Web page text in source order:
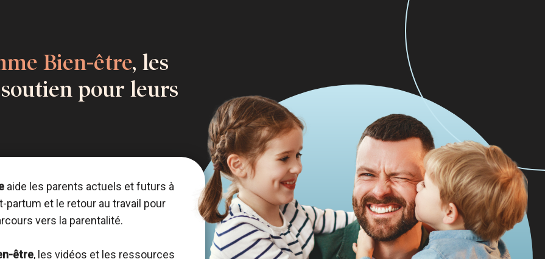
Bien-être, les
pour leurs
aide les parents actuels et futurs à
partum et le retour au travail pour
vers la parentalité.
être, les vidéos et les ressources